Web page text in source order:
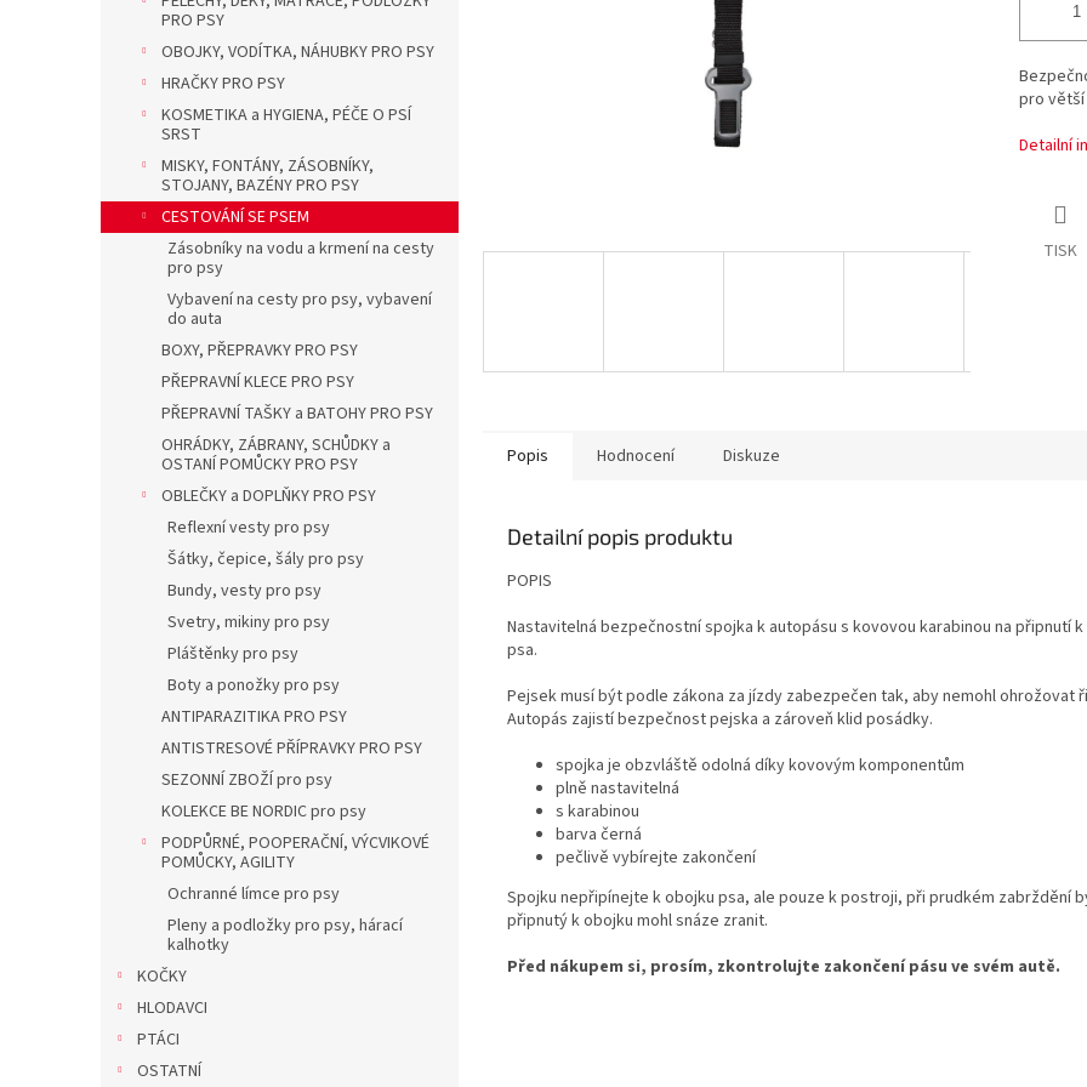
PRO PSY
OBOJKY, VODÍTKA, NÁHUBKY PRO PSY
HRAČKY PRO PSY
KOSMETIKA a HYGIENA, PÉČE O PSÍ
SRST
MISKY, FONTÁNY, ZÁSOBNÍKY,
STOJANY, BAZÉNY PRO PSY
CESTOVÁNÍ SE PSEM
Zásobníky na vodu a krmení na cesty
pro psy
Vybavení na cesty pro psy, vybavení
do auta
BOXY, PŘEPRAVKY PRO PSY
PŘEPRAVNÍ KLECE PRO PSY
PŘEPRAVNÍ TAŠKY a BATOHY PRO PSY
OHRÁDKY, ZÁBRANY, SCHŮDKY a
OSTANÍ POMŮCKY PRO PSY
OBLEČKY a DOPLŇKY PRO PSY
Reflexní vesty pro psy
Šátky, čepice, šály pro psy
Bundy, vesty pro psy
Svetry, mikiny pro psy
Pláštěnky pro psy
Boty a ponožky pro psy
ANTIPARAZITIKA PRO PSY
ANTISTRESOVÉ PŘÍPRAVKY PRO PSY
SEZONNÍ ZBOŽÍ pro psy
KOLEKCE BE NORDIC pro psy
PODPŮRNÉ, POOPERAČNÍ, VÝCVIKOVÉ
POMŮCKY, AGILITY
Ochranné límce pro psy
Pleny a podložky pro psy, hárací
kalhotky
KOČKY
HLODAVCI
PTÁCI
OSTATNÍ
pro
Detailní
TISK
Popis Hodnocení Diskuze
Detailní popis produktu
POPIS
Nastavitelná bezpečnostní spojka k autopásu s kovovou karabinou na připnutí
psa.
Pejsek musí být podle zákona za jízdy zabezpečen tak, aby nemohl ohrožovat
Autopás zajistí bezpečnost pejska a zároveň klid posádky.
spojka je obzvláště odolná díky kovovým komponentům
plně nastavitelná
s karabinou
barva černá
pečlivě vybírejte zakončení
Spojku nepřipínejte k obojku psa, ale pouze k postroji, při prudkém zabrždění
připnutý k obojku mohl snáze zranit.
Před nákupem si, prosím, zkontrolujte zakončení pásu ve svém autě.